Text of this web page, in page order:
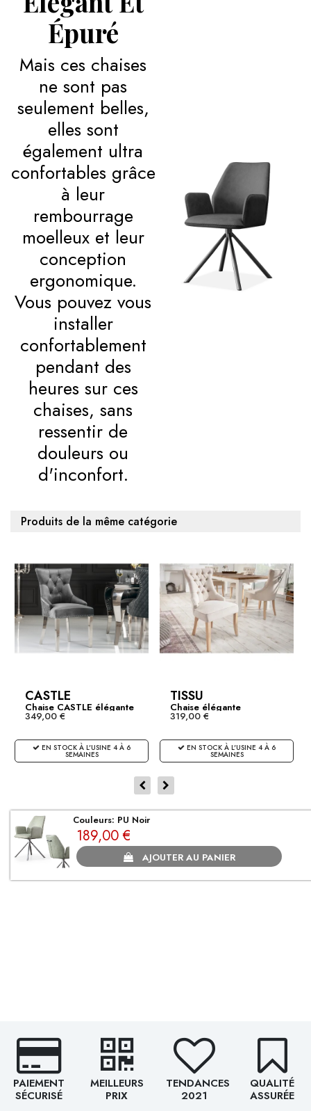
Épuré
Mais ces chaises
ne sont pas
seulement belles,
elles sont
également ultra
confortables grâce
à leur
rembourrage
moelleux et leur
conception
ergonomique.
Vous pouvez vous
installer
confortablement
pendant des
heures sur ces
chaises, sans
ressentir de
douleurs ou
d'inconfort.
Produits de la même catégorie
CASTLE
Chaise CASTLE élégante
en...
349,00 €
EN STOCK À L'USINE 4 À 6
SEMAINES
TISSU
Chaise élégante
CASTLE...
319,00 €
EN STOCK À L'USINE 4 À 6
SEMAINES
Couleurs: PU Noir
189,00 €
AJOUTER AU PANIER
CLIENTS SATISFAITS
PAIEMENT
SÉCURISÉ
MEILLEURS
PRIX
TENDANCES
2021
QUALITÉ
ASSURÉE